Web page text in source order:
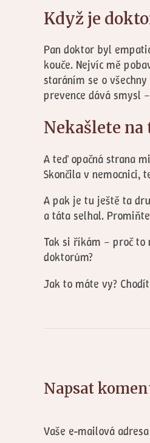
Když je
Pan doktor byl
kouče. Nejvíc mě
staráním se o
prevence dává smysl
Nekašlete na
A teď opačná strana
Skončila v nemocnici,
A pak je tu ještě ta
a táta selhal.
Tak si říkám – proč to
doktorům?
Jak to máte vy?
Napsat
Vaše e-mailová